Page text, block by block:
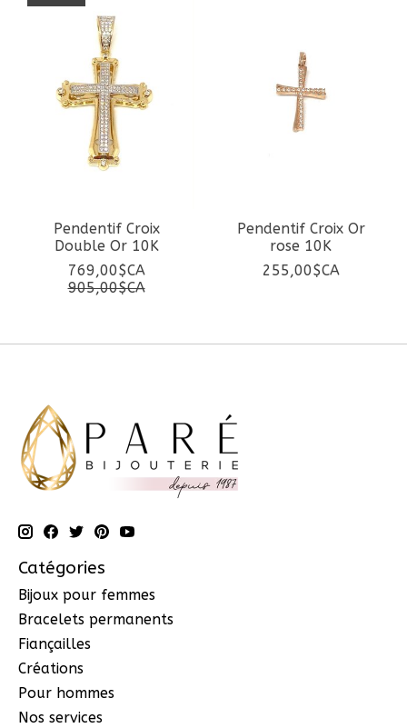
Pendentif Croix
Double Or 10K
769,00$CA
905,00$CA
Pendentif Croix Or
rose 10K
255,00$CA
Catégories
Bijoux pour femmes
Bracelets permanents
Fiançailles
Créations
Pour hommes
Nos services